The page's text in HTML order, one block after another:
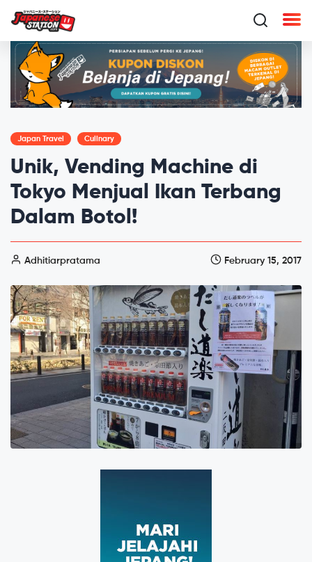
Japan Travel Culinary
Unik, Vending Machine di
Tokyo Menjual Ikan Terbang
Dalam Botol!
Adhitiarpratama February 15, 2017